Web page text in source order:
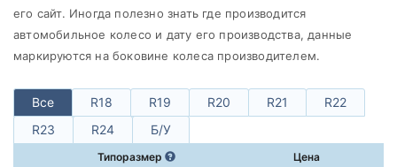
его сайт. Иногда полезно знать где производится
автомобильное колесо и дату его производства, данные
маркируются на боковине колеса производителем.
Все R18 R19 R20 R21
R22
R23
R24 Б/У
Типоразмер Цена
Тип транспортного средства
Усиленная шина
Сбросить